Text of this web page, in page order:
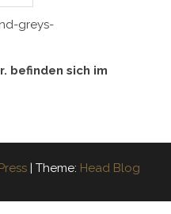
greys-
befinden sich im
| Theme: Head Blog